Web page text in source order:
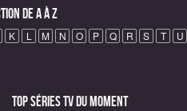
de A à Z
K L M N O P Q R S T U
Top Séries TV du moment